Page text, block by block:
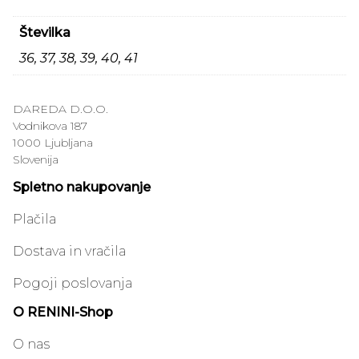
Številka
36, 37, 38, 39, 40, 41
DAREDA D.O.O.
Vodnikova 187
1000 Ljubljana
Slovenija
Spletno nakupovanje
Plačila
Dostava in vračila
Pogoji poslovanja
O RENINI-Shop
O nas